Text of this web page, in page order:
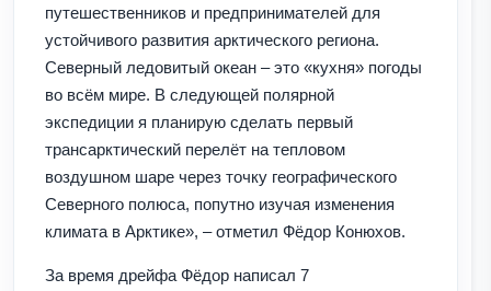
путешественников и предпринимателей для
устойчивого развития арктического региона.
Северный ледовитый океан – это «кухня» погоды
во всём мире. В следующей полярной
экспедиции я планирую сделать первый
трансарктический перелёт на тепловом
воздушном шаре через точку географического
Северного полюса, попутно изучая изменения
климата в Арктике», – отметил Фёдор Конюхов.
За время дрейфа Фёдор написал 7